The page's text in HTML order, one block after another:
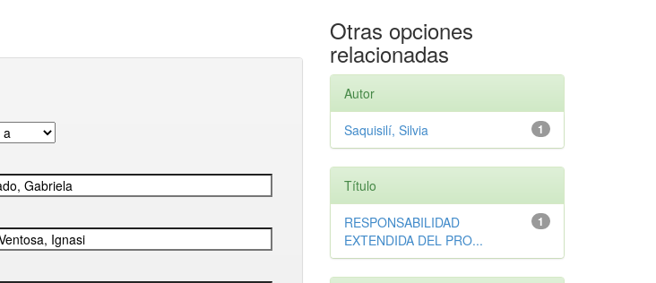
Otras opciones
relacionadas
Autor
1
Saquisilí, Silvia
Título
1
RESPONSABILIDAD
EXTENDIDA DEL PRO...